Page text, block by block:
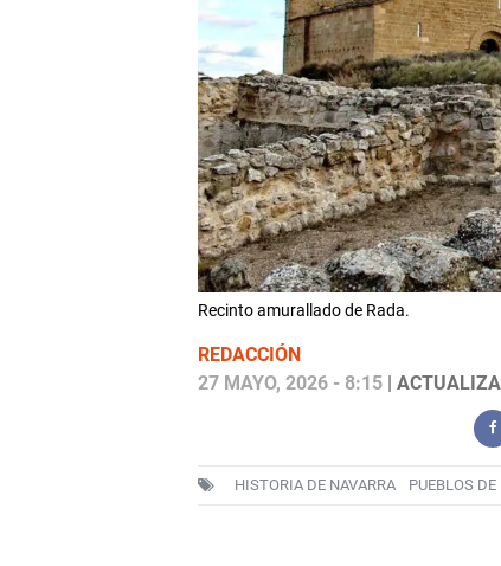
Recinto amurallado de Rada.
REDACCIÓN
27 MAYO, 2026 - 8:15|
HISTORIA DE NAVARRA PUEBLOS DE